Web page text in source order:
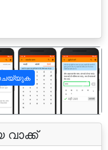
ചെയ്യുക
अगला
വാക്ക്